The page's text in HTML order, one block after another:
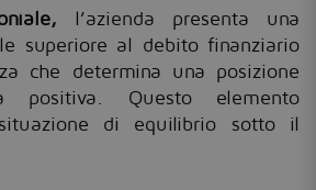
l’azienda presenta una
superiore al debito finanziario
che determina una posizione
positiva. Questo elemento
di equilibrio sotto il